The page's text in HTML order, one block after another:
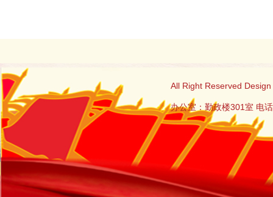
All Right Reserved
办公室：勤政楼301室 电